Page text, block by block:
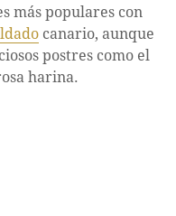
más populares con
canario, aunque
postres como el
harina.